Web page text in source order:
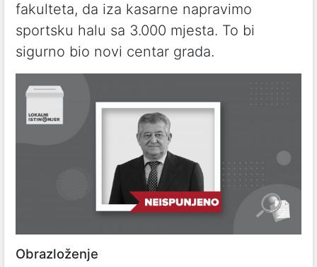
fakulteta, da iza kasarne napravimo
sportsku halu sa 3.000 mjesta. To bi
sigurno bio novi centar grada.
Obrazloženje